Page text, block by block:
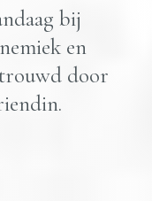
bij
en
door